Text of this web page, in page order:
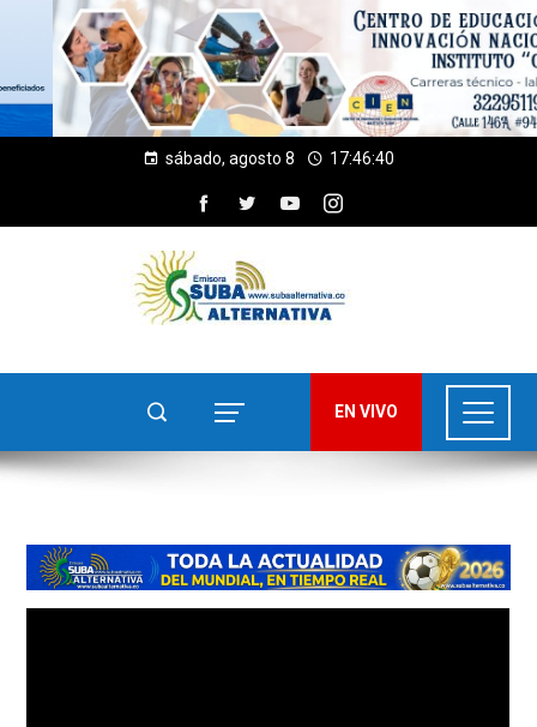
sábado, agosto 8 17:46:41
EN VIVO